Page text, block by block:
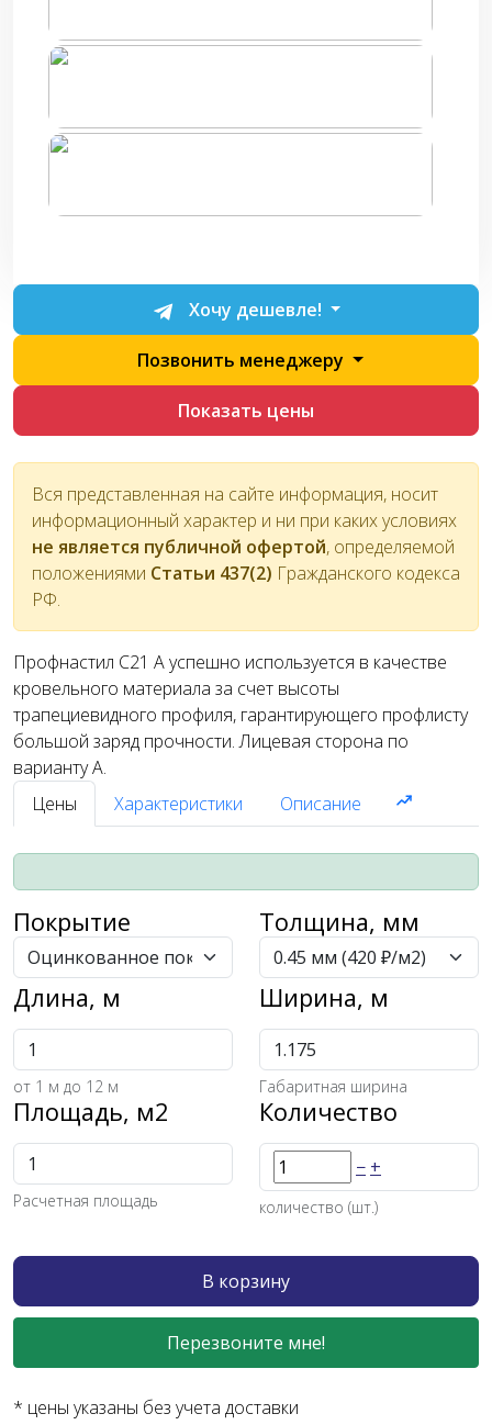
Хочу дешевле!
Позвонить менеджеру
Показать цены
Вся представленная на сайте информация, носит
информационный характер и ни при каких условиях
не является публичной офертой, определяемой
положениями Статьи 437(2) Гражданского кодекса
РФ.
Профнастил С21 A успешно используется в качестве
кровельного материала за счет высоты
трапециевидного профиля, гарантирующего профлисту
большой заряд прочности. Лицевая сторона по
варианту А.
Цены
Характеристики Описание
Покрытие Толщина, мм
Длина, м
от 1 м до 12 м
Ширина, м
Габаритная ширина
Площадь, м2
Расчетная площадь
Количество
− +
количество (шт.)
В корзину
Перезвоните мне!
* цены указаны без учета доставки